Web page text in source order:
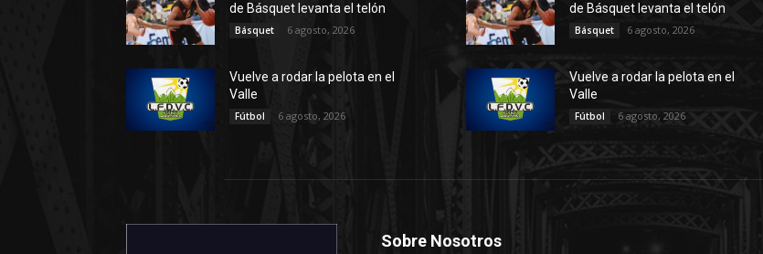
de Básquet levanta el telón
Básquet 6 agosto, 2026
Vuelve a rodar la pelota en el
Valle
Fútbol 6 agosto, 2026
de Básquet levanta el telón
Básquet 6 agosto, 2026
Vuelve a rodar la pelota en el
Valle
Fútbol 6 agosto, 2026
Sobre Nosotros